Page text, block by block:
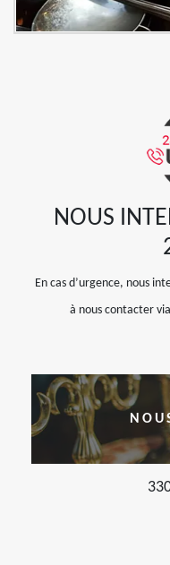
NOUS
En cas d’urgence, nous
à nous contacter